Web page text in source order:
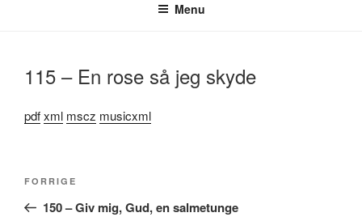
Menu
115 – En rose så jeg skyde
pdfxml mscz musicxml
Forrige
indlæg
FORRIGE
150 – Giv mig, Gud, en salmetunge